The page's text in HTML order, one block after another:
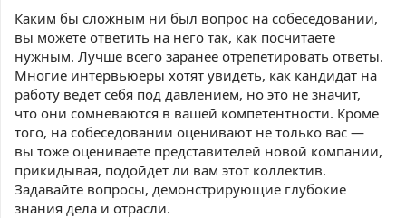
Каким бы сложным ни был вопрос на собеседовании,
вы можете ответить на него так, как посчитаете
нужным. Лучше всего заранее отрепетировать ответы.
Многие интервьюеры хотят увидеть, как кандидат на
работу ведет себя под давлением, но это не значит,
что они сомневаются в вашей компетентности. Кроме
того, на собеседовании оценивают не только вас —
вы тоже оцениваете представителей новой компании,
прикидывая, подойдет ли вам этот коллектив.
Задавайте вопросы, демонстрирующие глубокие
знания дела и отрасли.